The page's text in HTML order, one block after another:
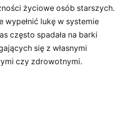
życiowe osób starszych.
wypełnić lukę w systemie
często spadała na barki
się z własnymi
czy zdrowotnymi.